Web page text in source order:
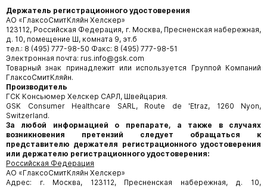
Держатель регистрационного удостоверения
АО «ГлаксоСмитКляйн Хелскер»
123112, Российская Федерация, г. Москва, Пресненская набережная,
д. 10, помещение Ш, комната 9, эт.б
тел.: 8 (495) 777-98-50 Факс: 8 (495) 777-98-51
Электронная почта: rus.info@gsk.com
Товарный знак принадлежит или используется Группой Компаний
ГлаксоСмитКляйн.
Производитель
ГСК Консьюмер Хелскер САРЛ, Швейцария.
GSK Consumer Healthcare SARL, Route de 'Etraz, 1260 Nyon,
Switzerland.
За любой информацией о препарате, а также в случаях
возникновения претензий следует обращаться к
представителю держателя регистрационного удостоверения
или держателю регистрационного удостоверения:
Российская Федерация
АО «ГлаксоСмитКляйн Хелскер»
Адрес: г. Москва, 123112, Пресненская набережная, д. 10,